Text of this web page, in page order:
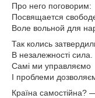
Про него поговорим:
Посвящается
Воле вольной для
Так колись
В незалежності сила.
Самі ми управляємо
І проблеми
Країна самостійна?